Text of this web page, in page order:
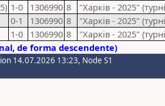
1-0 1306990 8 "Харків - 2025"
0-1 1306990 8 "Харків - 2025"
1-0 1306990 8 "Харків - 2025"
de forma descendente)
14.07.2026 13:23, Node S1